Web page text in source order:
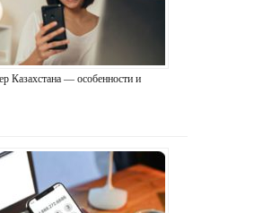
Казахстана — особенности и